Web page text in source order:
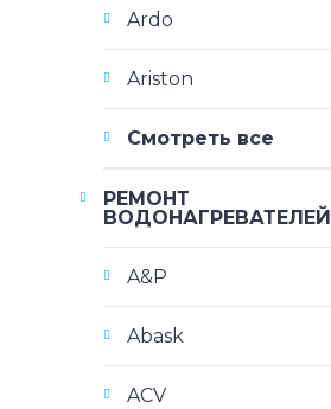
Ardo
Ariston
Смотреть все
РЕМОНТ
ВОДОНАГРЕВАТЕЛЕЙ
A&P
Abask
ACV